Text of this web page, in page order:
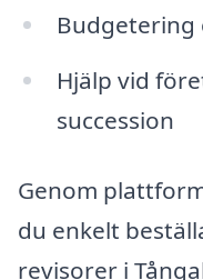
Budgetering
Hjälp vid
succession
Genom
du enkelt
revisorer i